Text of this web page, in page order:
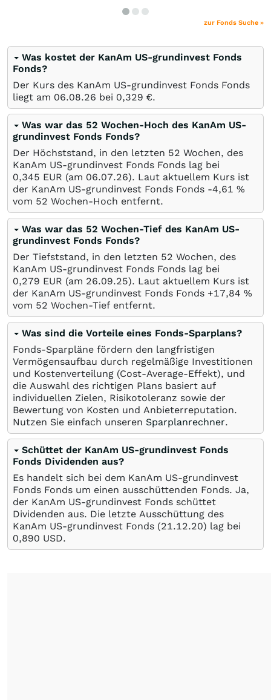
zur Fonds Suche »
Was kostet der KanAm US-grundinvest Fonds
Fonds?
Der Kurs des KanAm US-grundinvest Fonds Fonds
liegt am 06.08.26 bei 0,329 €.
Was war das 52 Wochen-Hoch des KanAm US-
grundinvest Fonds Fonds?
Der Höchststand, in den letzten 52 Wochen, des
KanAm US-grundinvest Fonds Fonds lag bei
0,345 EUR (am 06.07.26). Laut aktuellem Kurs ist
der KanAm US-grundinvest Fonds Fonds -4,61 %
vom 52 Wochen-Hoch entfernt.
Was war das 52 Wochen-Tief des KanAm US-
grundinvest Fonds Fonds?
Der Tiefststand, in den letzten 52 Wochen, des
KanAm US-grundinvest Fonds Fonds lag bei
0,279 EUR (am 26.09.25). Laut aktuellem Kurs ist
der KanAm US-grundinvest Fonds Fonds +17,84 %
vom 52 Wochen-Tief entfernt.
Was sind die Vorteile eines Fonds-Sparplans?
Fonds-Sparpläne fördern den langfristigen
Vermögensaufbau durch regelmäßige Investitionen
und Kostenverteilung (Cost-Average-Effekt), und
die Auswahl des richtigen Plans basiert auf
individuellen Zielen, Risikotoleranz sowie der
Bewertung von Kosten und Anbieterreputation.
Nutzen Sie einfach unseren Sparplanrechner.
Schüttet der KanAm US-grundinvest Fonds
Fonds Dividenden aus?
Es handelt sich bei dem KanAm US-grundinvest
Fonds Fonds um einen ausschüttenden Fonds. Ja,
der KanAm US-grundinvest Fonds schüttet
Dividenden aus. Die letzte Ausschüttung des
KanAm US-grundinvest Fonds (21.12.20) lag bei
0,890 USD.